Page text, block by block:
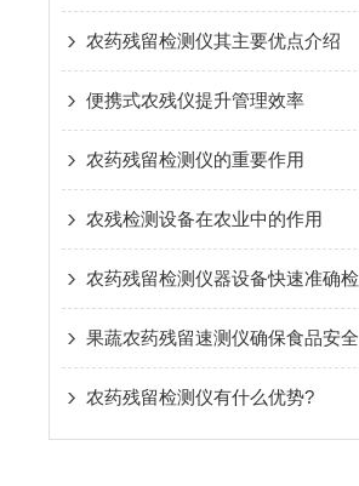
农药残留检测仪其主要优点介绍
便携式农残仪提升管理效率
农药残留检测仪的重要作用
农残检测设备在农业中的作用
果蔬农药残留速测仪确保食品安全
农药残留检测仪有什么优势?